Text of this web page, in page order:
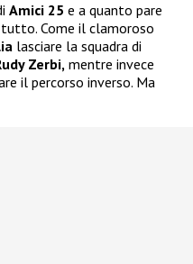
Amici 25 e a quanto pare
Come il clamoroso
lasciare la squadra di
Zerbi,mentre invece
il percorso inverso. Ma